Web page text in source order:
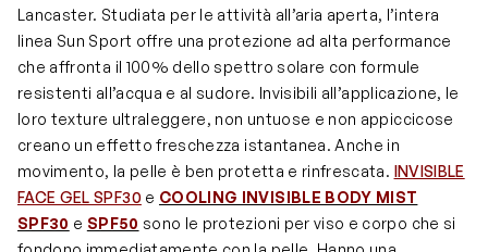
Lancaster. Studiata per le attività all’aria aperta, l’intera
linea Sun Sport offre una protezione ad alta performance
che affronta il 100% dello spettro solare con formule
resistenti all’acqua e al sudore. Invisibili all’applicazione, le
loro texture ultraleggere, non untuose e non appiccicose
creano un effetto freschezza istantanea. Anche in
movimento, la pelle è ben protetta e rinfrescata. INVISIBLE
FACE GEL SPF30e COOLING INVISIBLE BODY MIST
SPF30 e SPF50 sono le protezioni per viso e corpo che si